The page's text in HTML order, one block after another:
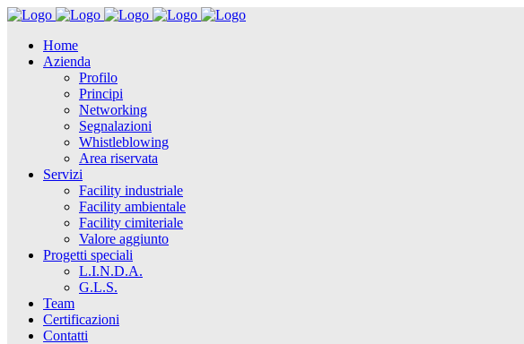
Home
Azienda
Profilo
Principi
Networking
Segnalazioni
Whistleblowing
Area riservata
Servizi
Facility industriale
Facility ambientale
Facility cimiteriale
Valore aggiunto
Progetti speciali
L.I.N.D.A.
G.L.S.
Team
Certificazioni
Contatti